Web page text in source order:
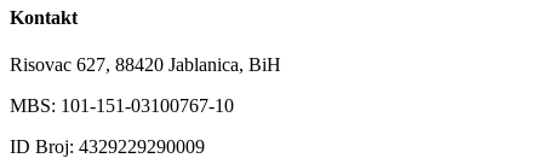
Kontakt
Risovac 627, 88420 Jablanica, BiH
MBS: 101-151-03100767-10
ID Broj: 4329229290009